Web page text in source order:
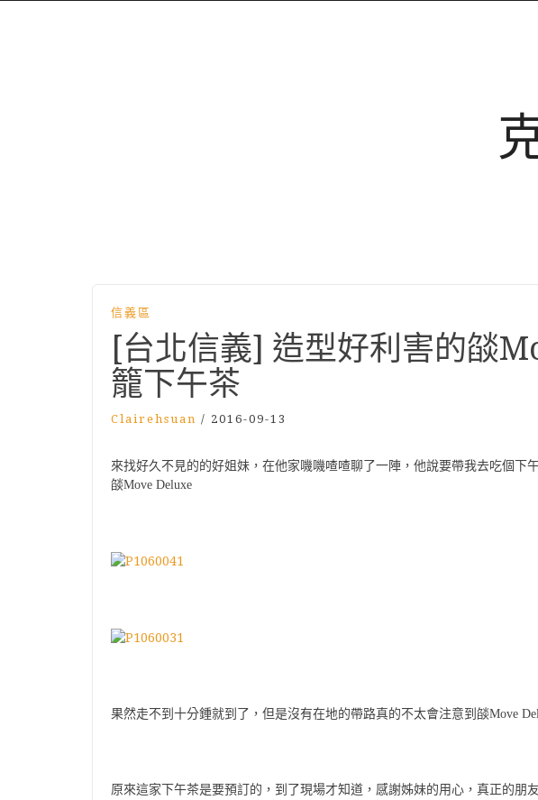
信義區
[台北信義] 造型好利害的燄
籠下午茶
Clairehsuan / 2016-09-13
來找好久不見的的好姐妹，在他家嘰嘰喳喳聊了一陣，他說要帶我去吃個下
燄Move Deluxe
果然走不到十分鍾就到了，但是沒有在地的帶路真的不太會注意到燄Move
原來這家下午茶是要預訂的，到了現場才知道，感謝姊妹的用心，真正的朋